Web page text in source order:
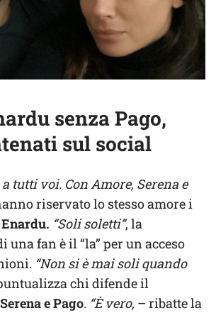
senza Pago,
sul social
a tutti voi. Con Amore, Serena e
riservato lo stesso amore i
Enardu. “Soli soletti”, la
una fan è il “la” per un acceso
“Non si è mai soli quando
chi difende il
Serena e Pago. “È vero, – ribatte la